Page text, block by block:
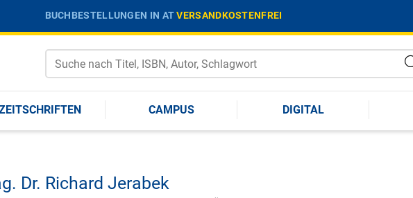
BUCHBESTELLUNGEN IN ATVERSANDKOSTENFREI
CAMPUS DIGITAL
Dr. Richard Jerabek